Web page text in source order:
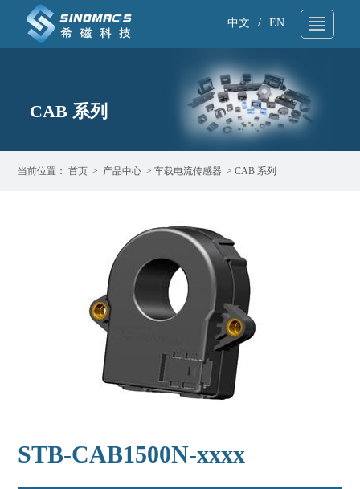
中文 / EN
技术支持
产品中心 ▼
新闻资讯
样品申请
联系我们
产品搜索
CAB 系列
当前位置： 首页 > 产品中心 > 车载电流传感器 > CAB 系列
STB-CAB1500N-xxxx